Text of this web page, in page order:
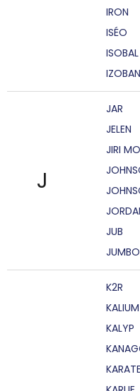
IRON
ISÉO
ISOBAL
IZOBAN
J
JAR
JELEN
JIRI
JUB
JUMBO
K2R
KALIUM
KALYP
KARATE